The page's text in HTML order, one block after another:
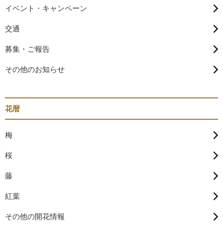
イベント・キャンペーン
交通
募集・ご報告
その他のお知らせ
花暦
梅
桜
藤
紅葉
その他の開花情報